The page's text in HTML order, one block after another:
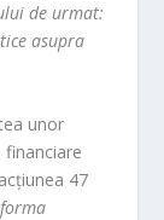
de urmat:
asupra
unor
47